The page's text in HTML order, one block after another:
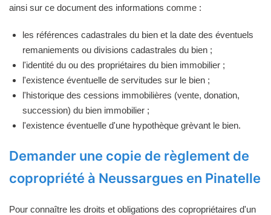
ainsi sur ce document des informations comme :
les références cadastrales du bien et la date des éventuels
remaniements ou divisions cadastrales du bien ;
l'identité du ou des propriétaires du bien immobilier ;
l'existence éventuelle de servitudes sur le bien ;
l'historique des cessions immobilières (vente, donation,
succession) du bien immobilier ;
l'existence éventuelle d'une hypothèque grèvant le bien.
Demander une copie de règlement de
copropriété à Neussargues en Pinatelle
Pour connaître les droits et obligations des copropriétaires d'un